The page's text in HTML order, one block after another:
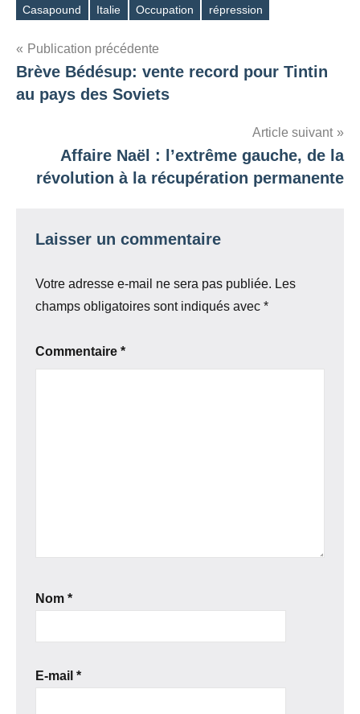
Étiquettes
Casapound Italie Occupation répression
Navigation
de
Publication précédente
Brève Bédésup: vente record pour Tintin
au pays des Soviets
Article suivant
Affaire Naël : l’extrême gauche, de la
révolution à la récupération permanente
Laisser un commentaire
Votre adresse e-mail ne sera pas publiée. Les
champs obligatoires sont indiqués avec *
Commentaire *
Nom *
E-mail *